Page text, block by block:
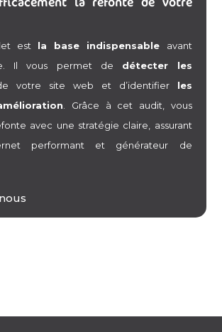
est la base indispensable avant
Il vous permet de détecter les
votre site web et d’identifier les
. Grâce à cet audit, vous
avec une stratégie claire, assurant
performant et générateur de